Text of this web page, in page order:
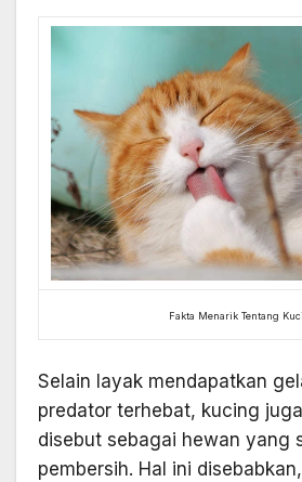
Fakta Menarik Tentang
Selain layak mendapatkan
predator terhebat, kucing
disebut sebagai hewan yang
pembersih. Hal ini